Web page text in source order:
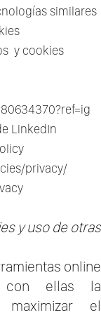
similares
y cookies
LinkedIn
privacy/
y uso de otras
online
con ellas la
el